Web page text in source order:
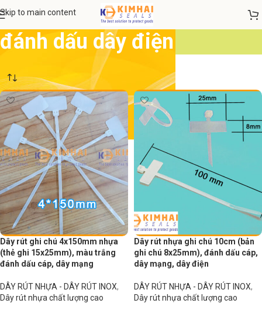
Skip to main content
đánh dấu dây điện
Dây rút ghi chú 4x150mm nhựa
(thẻ ghi 15x25mm), màu trắng
đánh dấu cáp, dây mạng
DÂY RÚT NHỰA - DÂY RÚT INOX,
Dây rút nhựa chất lượng cao
Dây rút nhựa ghi chú 10cm (bản
ghi chú 8x25mm), đánh dấu cáp,
dây mạng, dây điện
DÂY RÚT NHỰA - DÂY RÚT INOX,
Dây rút nhựa chất lượng cao